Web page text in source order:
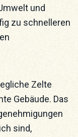
und
zu schnelleren
Zelte
Gebäude. Das
sind,